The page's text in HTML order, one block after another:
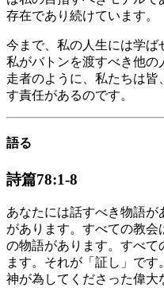
存在であり続けています。
今まで、私の人生には学ば
私がバトンを渡すべき他
走者のように、私たちは
す責任があるのです。
語る
詩篇78:1-8
あなたには話すべき物語
があります。すべての教
の物語があります。すべて
ます。それが「証し」で
神が為してくださった偉